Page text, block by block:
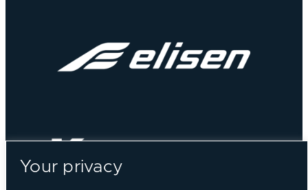
Your privacy